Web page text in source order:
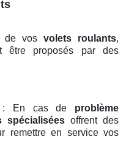
vosvolets roulants,
être proposés par des
En cas de problème
spécialisées offrent des
remettre en service vos